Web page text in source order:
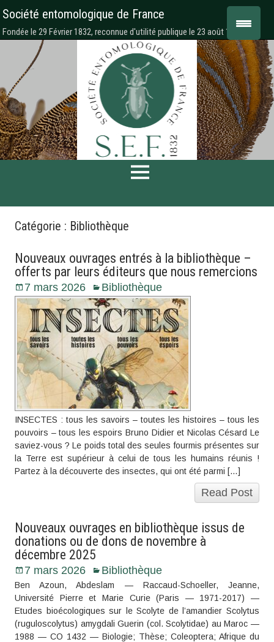
Société entomologique de France
Fondée le 29 Février 1832, reconnue d'utilité publique le 23 août 1878
Catégorie : Bibliothèque
Nouveaux ouvrages entrés à la bibliothèque –
offerts par leurs éditeurs que nous remercions
7 mars 2026 Bibliothèque
INSECTES : tous les savoirs – toutes les histoires – tous les
pouvoirs – tous les espoirs Bruno Didier et Nicolas Césard Le
saviez-vous ? Le poids total des seules fourmis présentes sur
la Terre est supérieur à celui de tous les humains réunis !
Partez à la découverte des insectes, qui ont été parmi […]
Read Post
Nouveaux ouvrages en bibliothèque issus de
donations ou de dons de novembre à
décembre 2025
7 mars 2026 Bibliothèque
Ben Azoun, Abdeslam — Raccaud-Schoeller, Jeanne,
Université Pierre et Marie Curie (Paris — 1971-2017) —
Etudes bioécologiques sur le Scolyte de l’amandier Scolytus
(ruguloscolytus) amygdali Guerin (col. Scolytidae) au Maroc —
1988 — CO 1432 — Biologie; Thèse; Coleoptera; Afrique du